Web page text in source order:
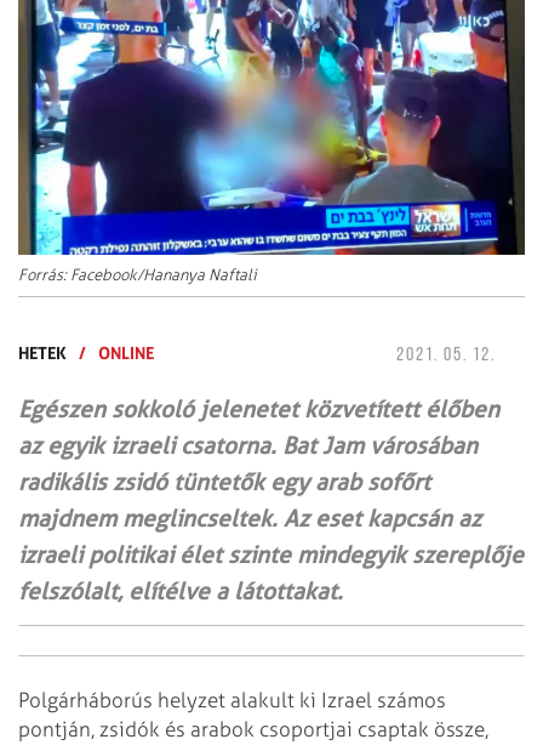
Forrás: Facebook/Hananya Naftali
HETEK / ONLINE 2021. 05. 12.
Egészen sokkoló jelenetet közvetített élőben
az egyik izraeli csatorna. Bat Jam városában
radikális zsidó tüntetők egy arab sofőrt
majdnem meglincseltek. Az eset kapcsán az
izraeli politikai élet szinte mindegyik szereplője
felszólalt, elítélve a látottakat.
Polgárháborús helyzet alakult ki Izrael számos
pontján, zsidók és arabok csoportjai csaptak össze,